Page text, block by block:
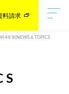
料請求
4年制NEWS＆TOPICS